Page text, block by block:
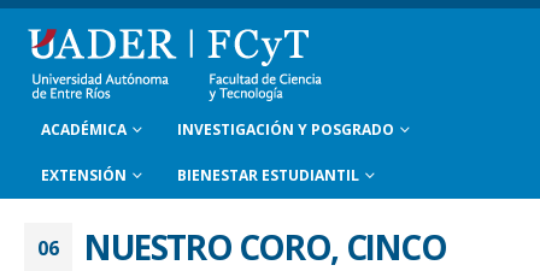
ACADÉMICA INVESTIGACIÓN Y POSGRADO
EXTENSIÓN BIENESTAR ESTUDIANTIL
06
NUESTRO CORO, CINCO